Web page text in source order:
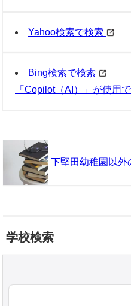
Yahoo検索で検索
Bing検索で検索
「Copilot（AI）」が使用で
下堅田幼稚園以外
学校検索